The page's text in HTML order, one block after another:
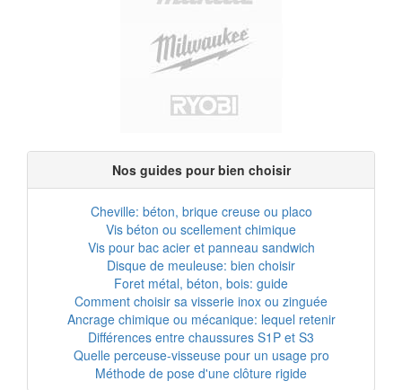
Nos guides pour bien choisir
Cheville: béton, brique creuse ou placo
Vis béton ou scellement chimique
Vis pour bac acier et panneau sandwich
Disque de meuleuse: bien choisir
Foret métal, béton, bois: guide
Comment choisir sa visserie inox ou zinguée
Ancrage chimique ou mécanique: lequel retenir
Différences entre chaussures S1P et S3
Quelle perceuse-visseuse pour un usage pro
Méthode de pose d'une clôture rigide